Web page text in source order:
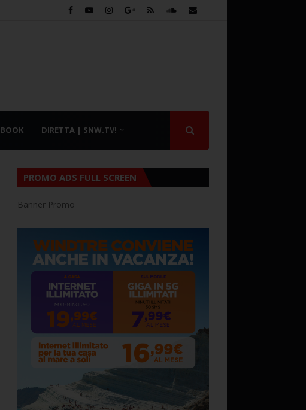
DIRETTA | SNW.TV!
PROMO ADS FULL SCREEN
Banner Promo